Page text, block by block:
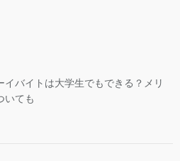
イバイトは大学生でもできる？メリ
いても